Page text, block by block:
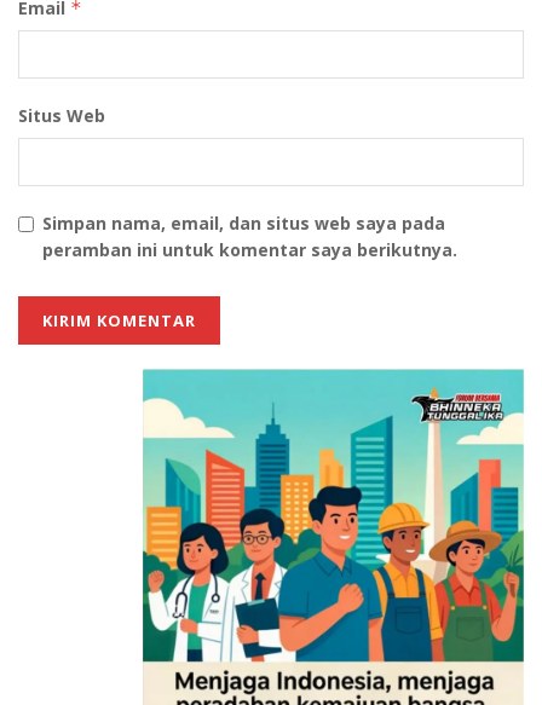
Email *
Situs Web
Simpan nama, email, dan situs web saya pada
peramban ini untuk komentar saya berikutnya.